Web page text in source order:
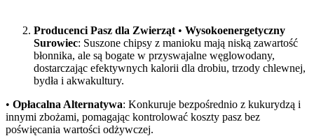
Producenci Pasz dla Zwierząt • Wysokoenergetyczny
Surowiec: Suszone chipsy z manioku mają niską zawartość
błonnika, ale są bogate w przyswajalne węglowodany,
dostarczając efektywnych kalorii dla drobiu, trzody chlewnej,
bydła i akwakultury.
• Opłacalna Alternatywa: Konkuruje bezpośrednio z kukurydzą i
innymi zbożami, pomagając kontrolować koszty pasz bez
poświęcania wartości odżywczej.